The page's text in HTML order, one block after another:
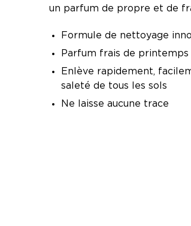
un parfum de propre et de
Formule de nettoyage
Parfum frais de printemps
Enlève rapidement,
saleté de tous les sols
Ne laisse aucune trace